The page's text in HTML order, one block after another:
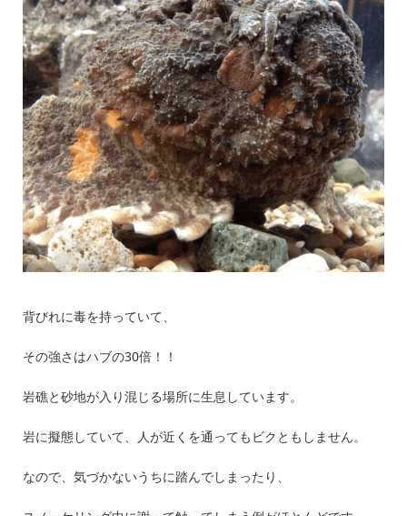
背びれに毒を持っていて、
その強さはハブの30倍！！
岩礁と砂地が入り混じる場所に生息しています。
岩に擬態していて、人が近くを通ってもビクともしません。
なので、気づかないうちに踏んでしまったり、